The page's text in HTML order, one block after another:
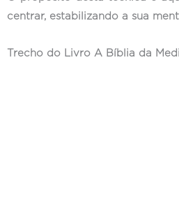
centrar, estabilizando a sua
Trecho do Livro A Bíblia da